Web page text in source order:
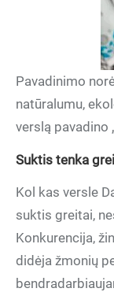
Pavadinimo
natūralumu,
verslą pavadino
Suktis tenka
Kol kas versle
suktis greitai,
Konkurencija,
didėja žmonių